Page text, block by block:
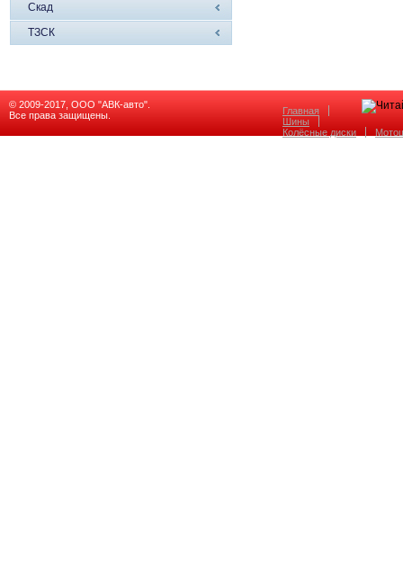
Скад
ТЗСК
© 2009-2017, ООО "АВК-авто".
Все права защищены.
Главная
Шины
Колёсные диски